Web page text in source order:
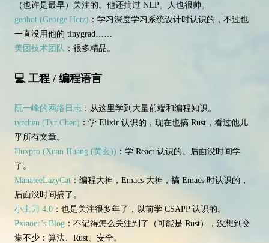
（也许是最早）关注的。他还搞过 NLP。人也很帅。
geohot (George Hotz) ：学习深度学习系统设计时认识的，不过也
一直没用他的 tinygrad……
美团技术团队 ：很多精品。
💻 工程 / 编程语言
阮一峰的网络日志 ：从这里学到大量前端和编程知识。
tyrchen (Tyr Chen) ：学 Elixir 认识的，现在也搞 Rust，看过他几
乎所有文章。
Huxpro (Xuan Huang (黄玄)) ：学 React 认识的。后面没时间学
了。
ManateeLazyCat ：编程大神，Emacs 大神，搞 Emacs 时认识的，
后面没时间搞了。
小土刀 4.0 ：也是关注很多年了，以前学 CSAPP 认识的。
Pxiaoer’s Blog ：不记得怎么关注到了（可能是 Rust），没想到交
集不少：算法、Rust、安全。